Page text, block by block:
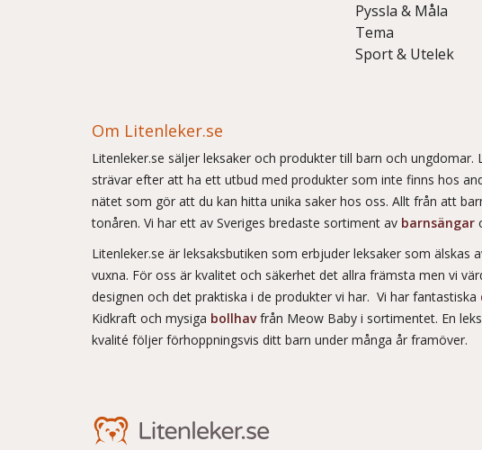
Pyssla & Måla
Tema
Sport & Utelek
Om Litenleker.se
Litenleker.se säljer leksaker och produkter till barn och ungdomar.
strävar efter att ha ett utbud med produkter som inte finns hos
nätet som gör att du kan hitta unika saker hos oss. Allt från att
tonåren. Vi har ett av Sveriges bredaste sortiment av barnsängar
Litenleker.se är leksaksbutiken som erbjuder leksaker som älskas
vuxna. För oss är kvalitet och säkerhet det allra främsta men vi
designen och det praktiska i de produkter vi har. Vi har fantastiska
Kidkraft och mysiga bollhavfrån Meow Baby i sortimentet. En
kvalité följer förhoppningsvis ditt barn under många år framöver.